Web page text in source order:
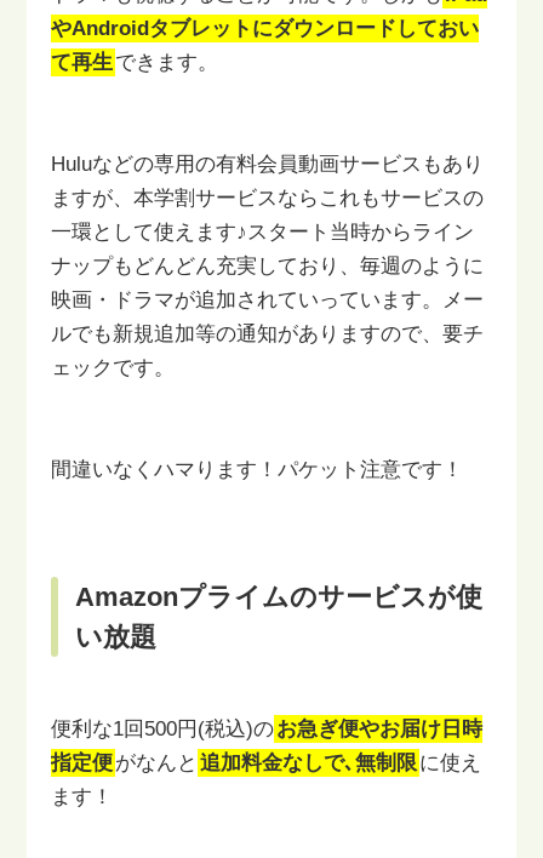
やAndroidタブレットにダウンロードしておい
て再生できます。
Huluなどの専用の有料会員動画サービスもあり
ますが、本学割サービスなら これもサービスの
一環として使えます♪スタート当時からライン
ナップもどんどん充実しており、毎週のように
映画・ドラマが追加されていっています。メー
ルでも新規追加等の通知がありますので、要チ
ェックです。
間違いなくハマります！パケット注意です！
Amazonプライムのサービスが使
い放題
便利な1回500円(税込)のお急ぎ便やお届け日時
指定便がなんと 追加料金なしで､無制限 に使え
ます！